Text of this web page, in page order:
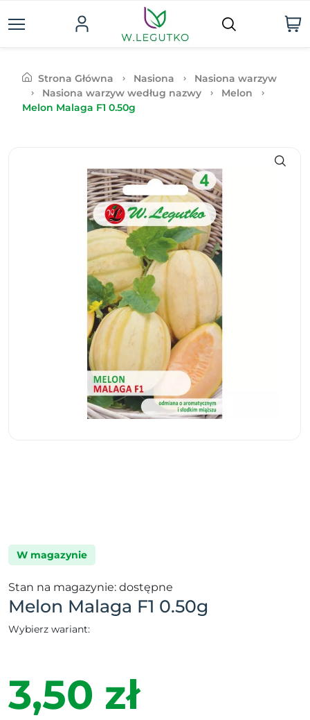
Strona Główna Nasiona
Nasiona warzyw
Nasiona warzyw według nazwy
Melon
Melon Malaga F1 0.50g
W magazynie
Stan na magazynie: dostępne
Melon Malaga F1 0.50g
Wybierz wariant:
3,50 zł